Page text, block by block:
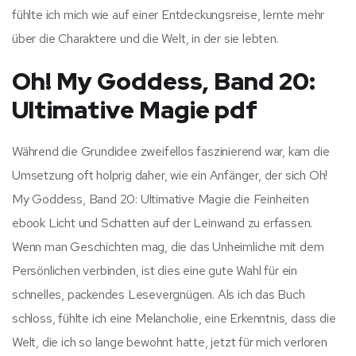
fühlte ich mich wie auf einer Entdeckungsreise, lernte mehr
über die Charaktere und die Welt, in der sie lebten.
Oh! My Goddess, Band 20:
Ultimative Magie pdf
Während die Grundidee zweifellos faszinierend war, kam die
Umsetzung oft holprig daher, wie ein Anfänger, der sich Oh!
My Goddess, Band 20: Ultimative Magie die Feinheiten
ebook Licht und Schatten auf der Leinwand zu erfassen.
Wenn man Geschichten mag, die das Unheimliche mit dem
Persönlichen verbinden, ist dies eine gute Wahl für ein
schnelles, packendes Lesevergnügen. Als ich das Buch
schloss, fühlte ich eine Melancholie, eine Erkenntnis, dass die
Welt, die ich so lange bewohnt hatte, jetzt für mich verloren